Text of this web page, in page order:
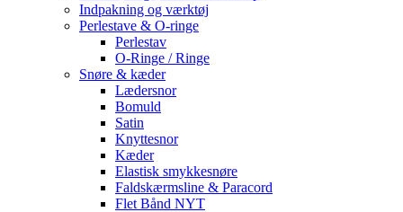
Indpakning og værktøj
Perlestave & O-ringe
Perlestav
O-Ringe / Ringe
Snøre & kæder
Lædersnor
Bomuld
Satin
Knyttesnor
Kæder
Elastisk smykkesnøre
Faldskærmsline & Paracord
Flet Bånd NYT